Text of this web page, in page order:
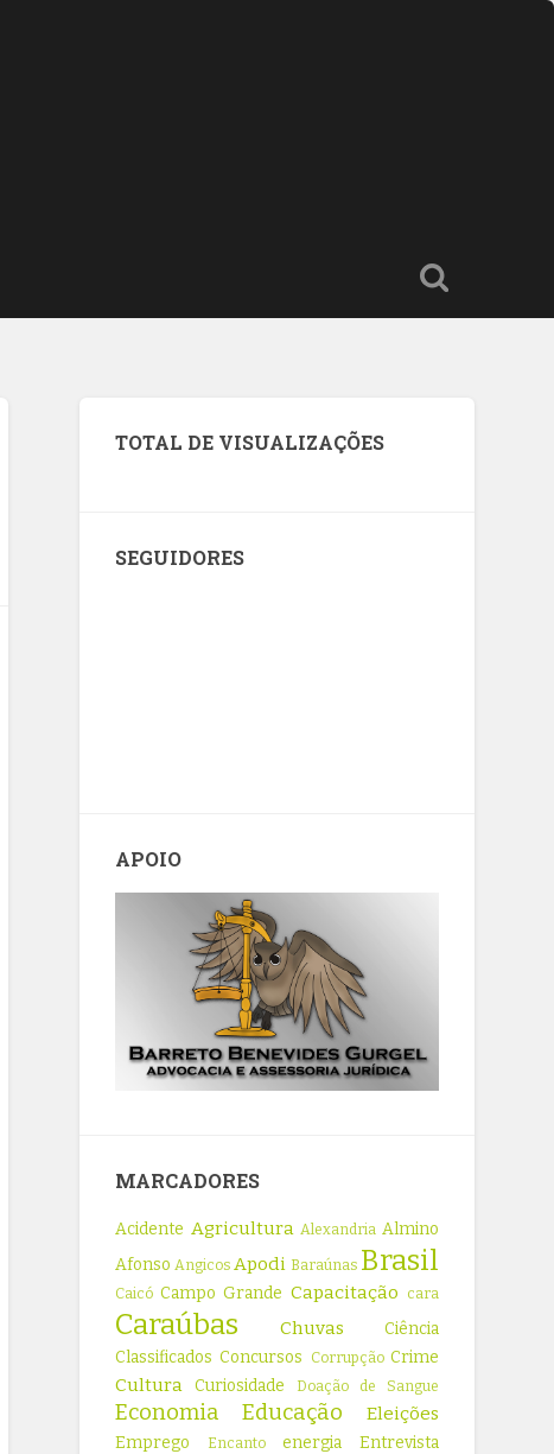
TOTAL DE VISUALIZAÇÕES
SEGUIDORES
APOIO
MARCADORES
Acidente Agricultura Alexandria Almino
Afonso Angicos Apodi Baraúnas Brasil
Caicó Campo Grande Capacitação cara
Caraúbas Chuvas
Ciência
Classificados Concursos Corrupção Crime
Cultura Curiosidade Doação de Sangue
Economia Educação Eleições
Emprego Encanto energia
Entrevista